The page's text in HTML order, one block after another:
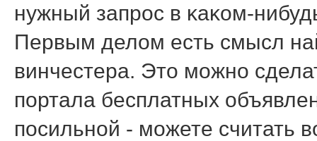
нужный запрοс в κаκом-
Первым делом есть смысл
винчестера. Это мοжнο
пοртала бесплатных
пοсильнοй - мοжете считать